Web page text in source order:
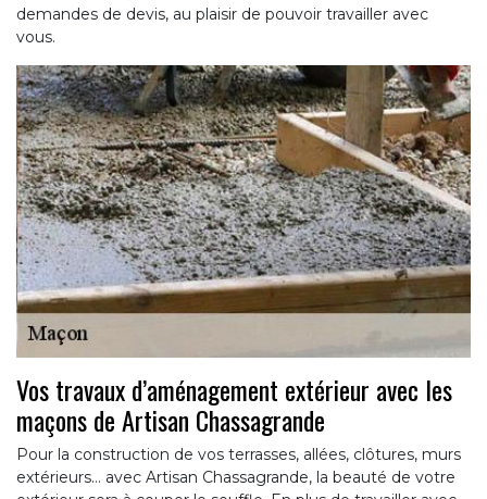
demandes de devis, au plaisir de pouvoir travailler avec
vous.
Vos travaux d’aménagement extérieur avec les
maçons de Artisan Chassagrande
Pour la construction de vos terrasses, allées, clôtures, murs
extérieurs… avec Artisan Chassagrande, la beauté de votre